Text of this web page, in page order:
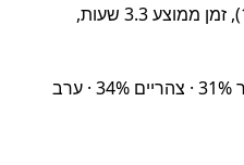
מפעיל #51565 (~1%), זמן ממוצע 3.3 שעות,
שעות יציאה פופולריות: בוקר 31% · צהריים 34% · ערב